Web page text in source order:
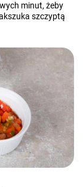
minut, żeby
szczyptą